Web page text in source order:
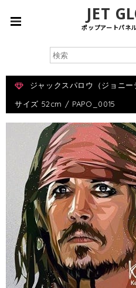
JET
ポップアートパネ
ジャックスパロウ（ジョニ
サイズ 52cm / PAPO_0015